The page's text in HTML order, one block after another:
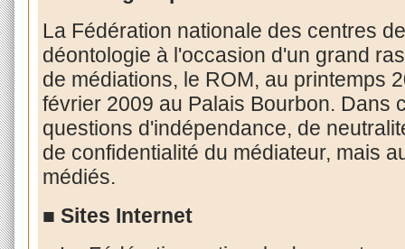
La Fédération nationale des centres
déontologie à l'occasion d'un grand
de médiations, le ROM, au printemps
février 2009 au Palais Bourbon. Dans
questions d'indépendance, de
de confidentialité du médiateur, mais
médiés.
■ Sites Internet